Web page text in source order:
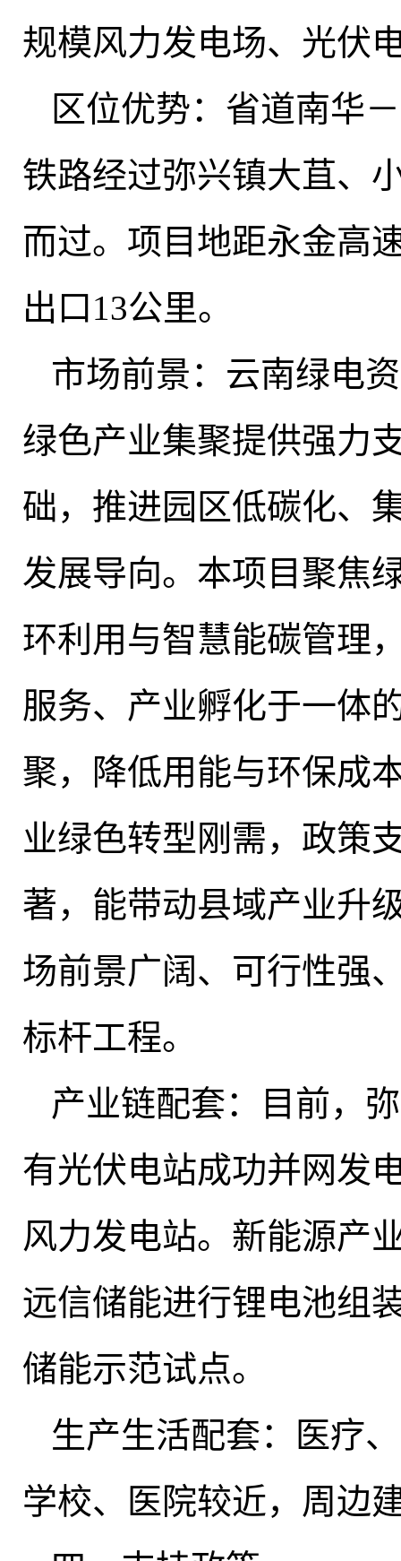
规模风力发电场、光伏
区位优势：省道南华
铁路经过弥兴镇大苴、
而过。 项目地距永金高
出口13公里。
市场前景：云南绿电
绿色产业集聚提供强力
础， 推进园区低碳化、
发展导向。 本项目聚焦
环利用与智慧能碳管理
服务、产业孵化于一体
聚，降低用能与环保成
业绿色转型刚需， 政策
著，能带动县域产业升
场前景广阔、可行性强
标杆工程。
产业链配套：目前，
有光伏电站成功并网发
风力发电站。 新能源产
远信储能进行锂电池组
储能示范试点。
生产生活配套：医疗
学校、医院较近，周边